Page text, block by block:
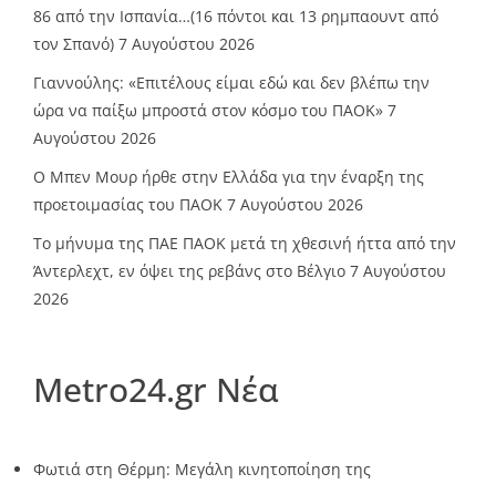
86 από την Ισπανία…(16 πόντοι και 13 ρημπαουντ από
τον Σπανό) 7 Αυγούστου 2026
Γιαννούλης: «Επιτέλους είμαι εδώ και δεν βλέπω την
ώρα να παίξω μπροστά στον κόσμο του ΠΑΟΚ» 7
Αυγούστου 2026
O Mπεν Μουρ ήρθε στην Ελλάδα για την έναρξη της
προετοιμασίας του ΠΑΟΚ 7 Αυγούστου 2026
Το μήνυμα της ΠΑΕ ΠΑΟΚ μετά τη χθεσινή ήττα από την
Άντερλεχτ, εν όψει της ρεβάνς στο Βέλγιο 7 Αυγούστου
2026
Metro24.gr Νέα
Φωτιά στη Θέρμη: Μεγάλη κινητοποίηση της